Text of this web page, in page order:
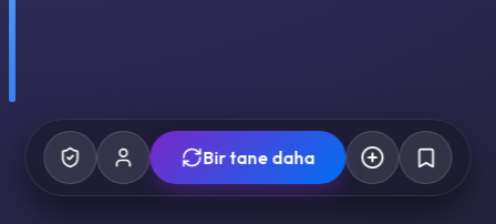
Bir tane daha